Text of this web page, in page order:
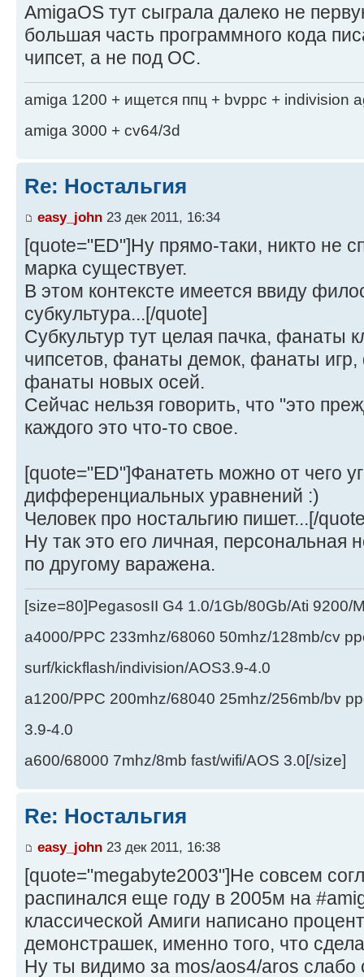
AmigaOS тут сыграла далеко не
большая часть программного кода
чипсет, а не под ОС.
amiga 1200 + ищется ппц + bvppc + indivision
amiga 3000 + cv64/3d
Re: Ностальгия
easy_john 23 дек 2011, 16:34
[quote="ED"]Ну прямо-таки, никто не
марка существует.
В этом контексте имеется ввиду
субкультура...[/quote]
Субкультур тут целая пачка, фанаты
чипсетов, фанаты демок, фанаты
фанаты новых осей.
Сейчас нельзя говорить, что "это
каждого это что-то свое.
[quote="ED"]Фанатеть можно от чего
дифференциальных уравнений :)
Человек про ностальгию пишет...[/
Ну так это его личная, персональная
по другому варажена.
[size=80]PegasosII G4 1.0/1Gb/80Gb/Ati 9200/
a4000/PPC 233mhz/68060 50mhz/128mb/cv
surf/kickflash/indivision/AOS3.9-4.0
a1200/PPC 200mhz/68040 25mhz/256mb/bv
3.9-4.0
a600/68000 7mhz/8mb fast/wifi/AOS 3.0[/size]
Re: Ностальгия
easy_john 23 дек 2011, 16:38
[quote="megabyte2003"]Не совсем
распинался еще году в 2005м на
классической Амиги написано
демонстрашек, именно того, что
Ну ты видимо за mos/aos4/aros